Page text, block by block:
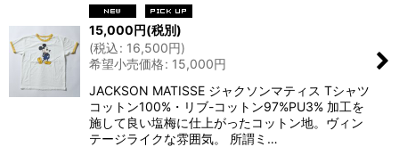
15,000円(税別)
(税込: 16,500円)
希望小売価格: 15,000円
JACKSON MATISSE ジャクソンマティス Tシャツ
コットン100%・リブ-コットン97%PU3% 加工を
施して良い塩梅に仕上がったコットン地。ヴィン
テージライクな雰囲気。 所謂ミ…